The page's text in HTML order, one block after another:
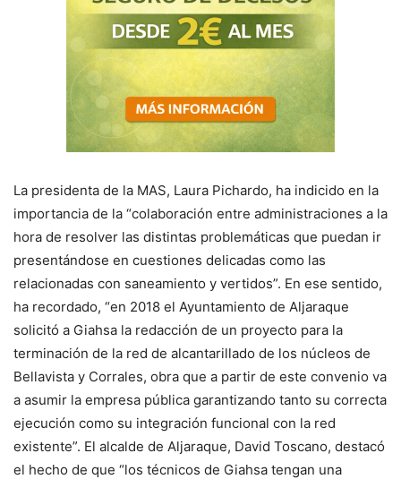
La presidenta de la MAS, Laura Pichardo, ha indicido en la
importancia de la “colaboración entre administraciones a la
hora de resolver las distintas problemáticas que puedan ir
presentándose en cuestiones delicadas como las
relacionadas con saneamiento y vertidos”. En ese sentido,
ha recordado, “en 2018 el Ayuntamiento de Aljaraque
solicitó a Giahsa la redacción de un proyecto para la
terminación de la red de alcantarillado de los núcleos de
Bellavista y Corrales, obra que a partir de este convenio va
a asumir la empresa pública garantizando tanto su correcta
ejecución como su integración funcional con la red
existente”. El alcalde de Aljaraque, David Toscano, destacó
el hecho de que “los técnicos de Giahsa tengan una